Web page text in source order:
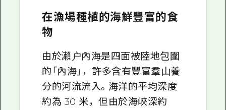
在漁場種植的海鮮豐富的食
物
由於瀨户內海是四面被陸地包圍
的「內海」，許多含有豐富羣山養
分的河流流入。海洋的平均深度
約為 30 米，但由於海峽深約